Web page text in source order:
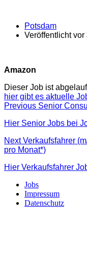
Potsdam
Veröffentlicht vor
Amazon
Dieser Job ist
hier gibt es aktuelle
Previous Previous
Senior
Hier Senior Jobs bei
Next Next
post:
Verkaufsfahrer
pro Monat*)
Hier Verkaufsfahrer
Jobs
Impressum
Datenschutz